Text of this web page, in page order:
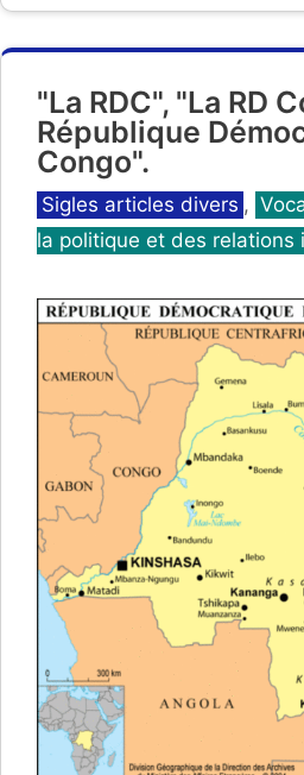
"La RDC", "La RD
République
Congo".
Catégories
Sigles articles divers ,
la politique et des relations